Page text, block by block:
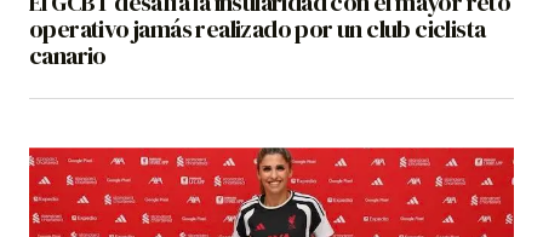
operativo jamás realizado por un club ciclista
canario